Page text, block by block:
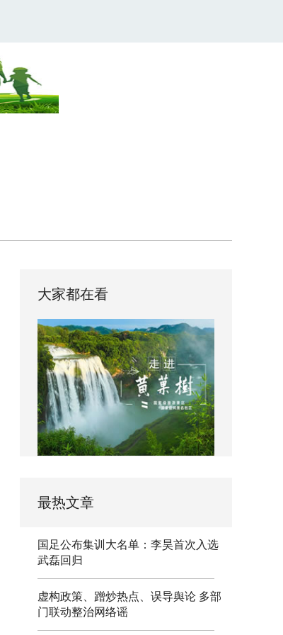
大家都在看
最热文章
国足公布集训大名单：李昊首次入选
武磊回归
虚构政策、蹭炒热点、误导舆论 多部
门联动整治网络谣